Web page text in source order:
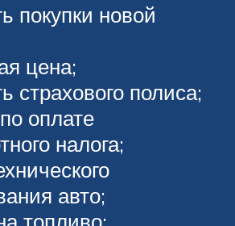
покупки новой
цена;
страхового полиса;
оплате
налога;
авто;